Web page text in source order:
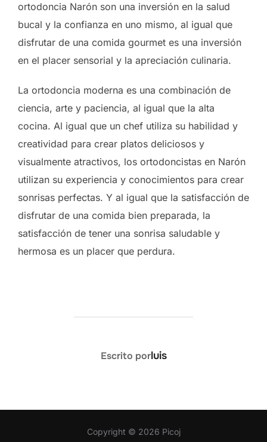
ortodoncia Narón son una inversión en la salud
bucal y la confianza en uno mismo, al igual que
disfrutar de una comida gourmet es una inversión
en el placer sensorial y la apreciación culinaria.
La ortodoncia moderna es una combinación de
ciencia, arte y paciencia, al igual que la alta
cocina. Al igual que un chef utiliza su habilidad y
creatividad para crear platos deliciosos y
visualmente atractivos, los ortodoncistas en Narón
utilizan su experiencia y conocimientos para crear
sonrisas perfectas. Y al igual que la satisfacción de
disfrutar de una comida bien preparada, la
satisfacción de tener una sonrisa saludable y
hermosa es un placer que perdura.
AUTOR DE LA ENTRADA
Escrito porluis
Copyright © 2026 Picoj